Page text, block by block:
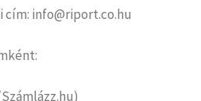
info@riport.co.hu